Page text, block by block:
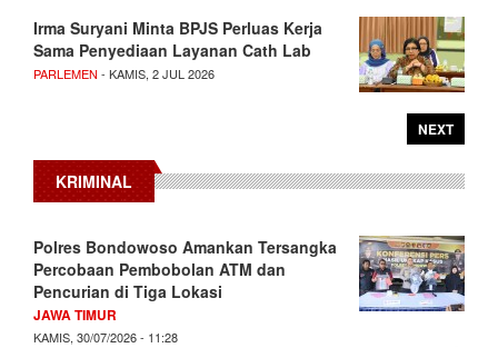
Irma Suryani Minta BPJS Perluas Kerja
Sama Penyediaan Layanan Cath Lab
PARLEMEN - KAMIS, 2 JUL 2026
NEXT
KRIMINAL
Polres Bondowoso Amankan Tersangka
Percobaan Pembobolan ATM dan
Pencurian di Tiga Lokasi
JAWA TIMUR
KAMIS, 30/07/2026 - 11:28